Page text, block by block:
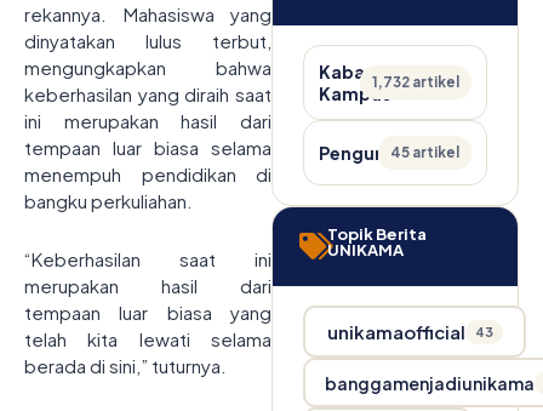
rekannya. Mahasiswa yang
dinyatakan lulus terbut,
mengungkapkan bahwa
keberhasilan yang diraih saat
ini merupakan hasil dari
tempaan luar biasa selama
menempuh pendidikan di
bangku perkuliahan.
“Keberhasilan saat ini
merupakan hasil dari
tempaan luar biasa yang
telah kita lewati selama
berada di sini,” tuturnya.
Kabar
Kampus
1,732 artikel
Pengumuman
45 artikel
Topik Berita
UNIKAMA
unikamaofficial 43
banggamenjadiunikama